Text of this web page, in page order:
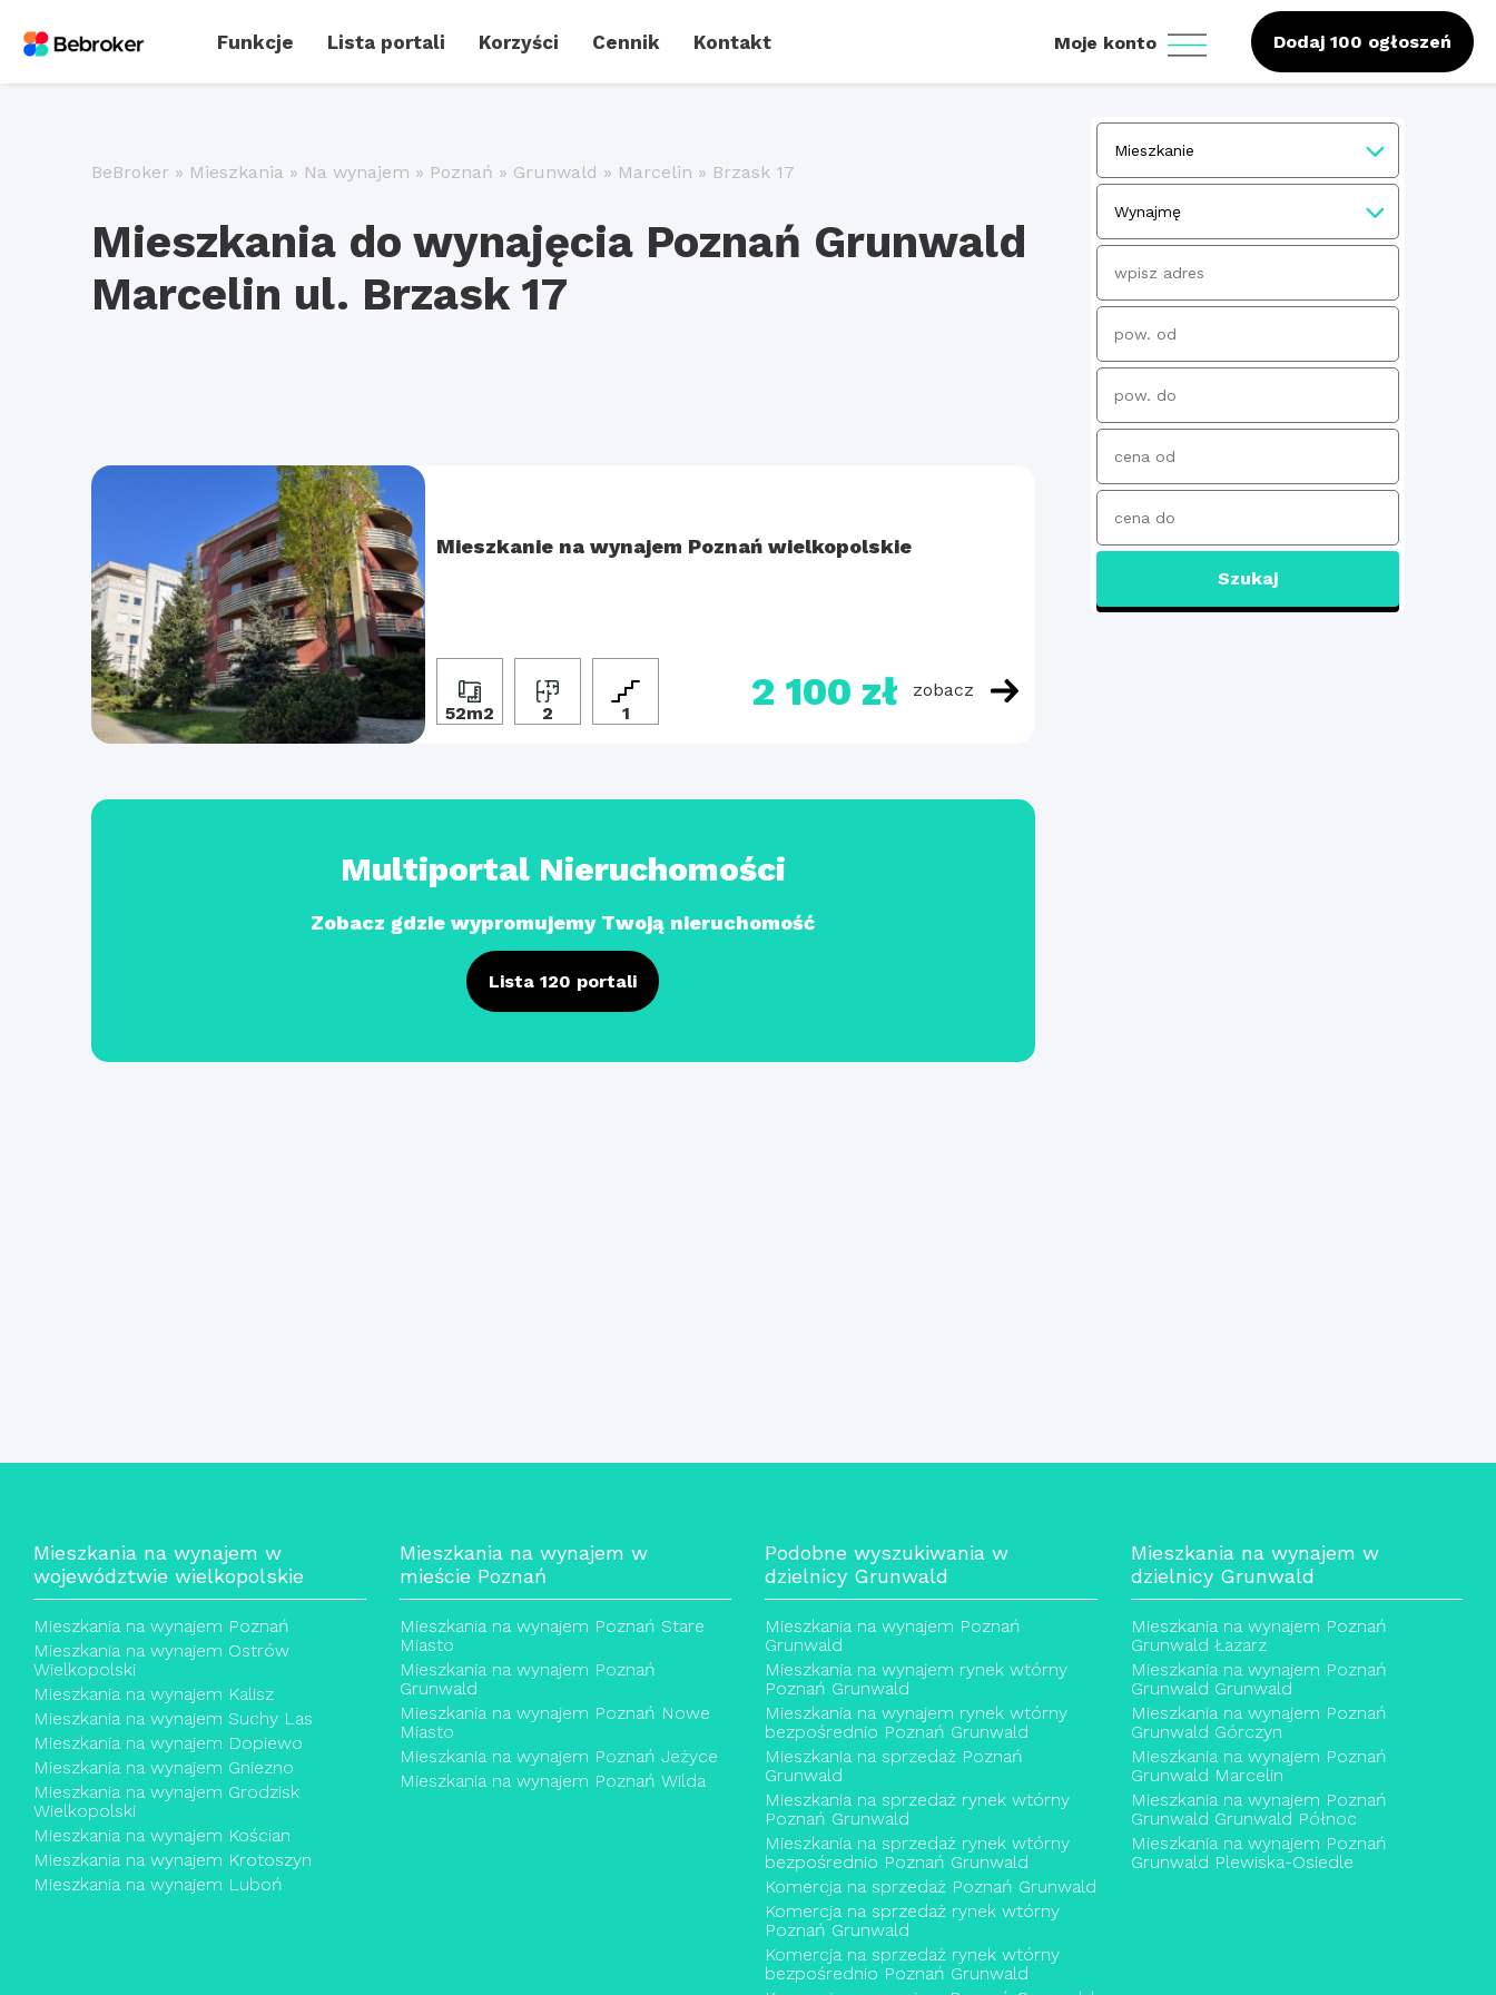
Funkcje Lista portali Korzyści Cennik Kontakt Dodaj 100 ogłoszeń
Moje konto
BeBroker » Mieszkania » Na wynajem » Poznań » Grunwald » Marcelin » Brzask 17
Mieszkania do wynajęcia Poznań Grunwald
Marcelin ul. Brzask 17
Mieszkanie na wynajem Poznań wielkopolskie
52m2 2 1 2 100 zł zobacz
Multiportal Nieruchomości
Zobacz gdzie wypromujemy Twoją nieruchomość
Lista 120 portali
Szukaj
Mieszkania na wynajem w
województwie wielkopolskie
Mieszkania na wynajem Poznań
Mieszkania na wynajem Ostrów
Wielkopolski
Mieszkania na wynajem Kalisz
Mieszkania na wynajem Suchy Las
Mieszkania na wynajem Dopiewo
Mieszkania na wynajem Gniezno
Mieszkania na wynajem Grodzisk
Wielkopolski
Mieszkania na wynajem Kościan
Mieszkania na wynajem Krotoszyn
Mieszkania na wynajem Luboń
Mieszkania na wynajem w
mieście Poznań
Mieszkania na wynajem Poznań Stare
Miasto
Mieszkania na wynajem Poznań
Grunwald
Mieszkania na wynajem Poznań Nowe
Miasto
Mieszkania na wynajem Poznań Jeżyce
Mieszkania na wynajem Poznań Wilda
Podobne wyszukiwania w
dzielnicy Grunwald
Mieszkania na wynajem Poznań
Grunwald
Mieszkania na wynajem rynek wtórny
Poznań Grunwald
Mieszkania na wynajem rynek wtórny
bezpośrednio Poznań Grunwald
Mieszkania na sprzedaż Poznań
Grunwald
Mieszkania na sprzedaż rynek wtórny
Poznań Grunwald
Mieszkania na sprzedaż rynek wtórny
bezpośrednio Poznań Grunwald
Komercja na sprzedaż Poznań Grunwald
Komercja na sprzedaż rynek wtórny
Poznań Grunwald
Komercja na sprzedaż rynek wtórny
bezpośrednio Poznań Grunwald
Mieszkania na wynajem w
dzielnicy Grunwald
Mieszkania na wynajem Poznań
Grunwald Łazarz
Mieszkania na wynajem Poznań
Grunwald Grunwald
Mieszkania na wynajem Poznań
Grunwald Górczyn
Mieszkania na wynajem Poznań
Grunwald Marcelin
Mieszkania na wynajem Poznań
Grunwald Grunwald Północ
Mieszkania na wynajem Poznań
Grunwald Plewiska-Osiedle